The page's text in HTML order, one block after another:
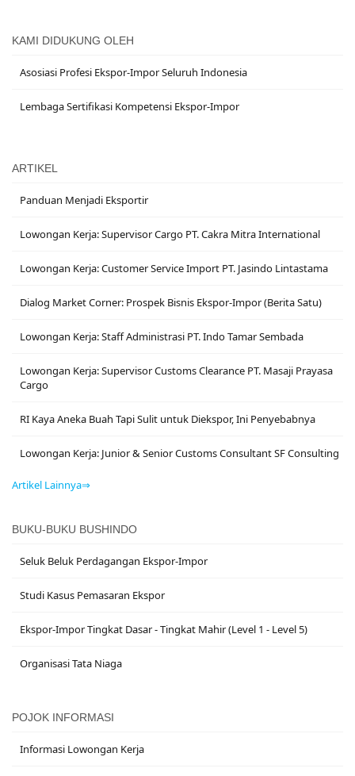
KAMI DIDUKUNG OLEH
Asosiasi Profesi Ekspor-Impor Seluruh Indonesia
Lembaga Sertifikasi Kompetensi Ekspor-Impor
ARTIKEL
Panduan Menjadi Eksportir
Lowongan Kerja: Supervisor Cargo PT. Cakra Mitra International
Lowongan Kerja: Customer Service Import PT. Jasindo Lintastama
Dialog Market Corner: Prospek Bisnis Ekspor-Impor (Berita Satu)
Lowongan Kerja: Staff Administrasi PT. Indo Tamar Sembada
Lowongan Kerja: Supervisor Customs Clearance PT. Masaji Prayasa
Cargo
RI Kaya Aneka Buah Tapi Sulit untuk Diekspor, Ini Penyebabnya
Lowongan Kerja: Junior & Senior Customs Consultant SF Consulting
Artikel Lainnya⇒
BUKU-BUKU BUSHINDO
Seluk Beluk Perdagangan Ekspor-Impor
Studi Kasus Pemasaran Ekspor
Ekspor-Impor Tingkat Dasar - Tingkat Mahir (Level 1 - Level 5)
Organisasi Tata Niaga
POJOK INFORMASI
Informasi Lowongan Kerja